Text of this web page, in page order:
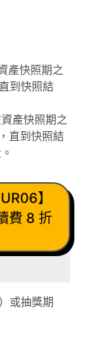
產快照期之
到快照結
產快照期之
直到快照結
】
費 8 折
或抽獎期